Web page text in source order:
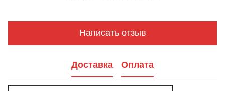
Написать отзыв
Доставка Оплата